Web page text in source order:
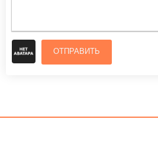
ОТПРАВИТЬ